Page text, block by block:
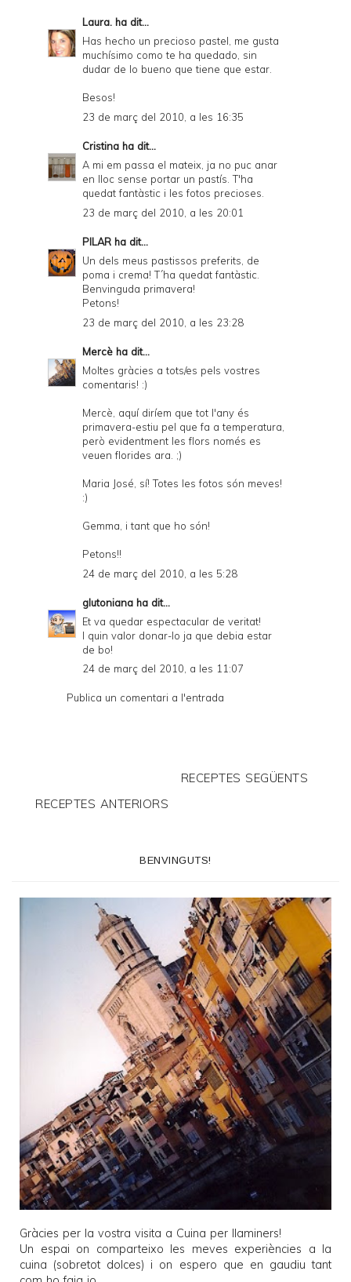
Laura. ha dit...
Has hecho un precioso pastel, me gusta
muchísimo como te ha quedado, sin
dudar de lo bueno que tiene que estar.
Besos!
23 de març del 2010, a les 16:35
Cristina ha dit...
A mi em passa el mateix, ja no puc anar
en lloc sense portar un pastís. T'ha
quedat fantàstic i les fotos precioses.
23 de març del 2010, a les 20:01
PILAR ha dit...
Un dels meus pastissos preferits, de
poma i crema! T´ha quedat fantàstic.
Benvinguda primavera!
Petons!
23 de març del 2010, a les 23:28
Mercè ha dit...
Moltes gràcies a tots/es pels vostres
comentaris! :)
Mercè, aquí diríem que tot l'any és
primavera-estiu pel que fa a temperatura,
però evidentment les flors només es
veuen florides ara. ;)
Maria José, sí! Totes les fotos són meves!
:)
Gemma, i tant que ho són!
Petons!!
24 de març del 2010, a les 5:28
glutoniana ha dit...
Et va quedar espectacular de veritat!
I quin valor donar-lo ja que debia estar
de bo!
24 de març del 2010, a les 11:07
Publica un comentari a l'entrada
RECEPTES SEGÜENTS
RECEPTES ANTERIORS
BENVINGUTS!
Gràcies per la vostra visita a Cuina per llaminers!
Un espai on comparteixo les meves experiències a la
cuina (sobretot dolces) i on espero que en gaudiu tant